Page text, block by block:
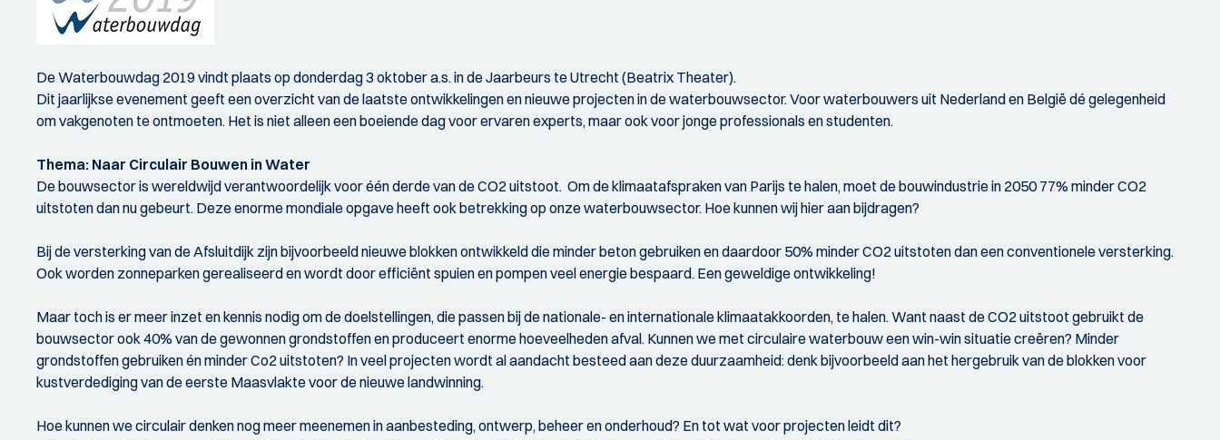
De Waterbouwdag 2019 vindt plaats op donderdag 3 oktober a.s. in de Jaarbeurs te Utrecht (Beatrix Theater).
Dit jaarlijkse evenement geeft een overzicht van de laatste ontwikkelingen en nieuwe projecten in de waterbouwsector. Voor waterbouwers uit Nederland en België dé gelegenheid
om vakgenoten te ontmoeten. Het is niet alleen een boeiende dag voor ervaren experts, maar ook voor jonge professionals en studenten.
Thema: Naar Circulair Bouwen in Water
De bouwsector is wereldwijd verantwoordelijk voor één derde van de CO2 uitstoot. Om de klimaatafspraken van Parijs te halen, moet de bouwindustrie in 2050 77% minder CO2
uitstoten dan nu gebeurt. Deze enorme mondiale opgave heeft ook betrekking op onze waterbouwsector. Hoe kunnen wij hier aan bijdragen?
Bij de versterking van de Afsluitdijk zijn bijvoorbeeld nieuwe blokken ontwikkeld die minder beton gebruiken en daardoor 50% minder CO2 uitstoten dan een conventionele versterking.
Ook worden zonneparken gerealiseerd en wordt door efficiënt spuien en pompen veel energie bespaard. Een geweldige ontwikkeling!
Maar toch is er meer inzet en kennis nodig om de doelstellingen, die passen bij de nationale- en internationale klimaatakkoorden, te halen. Want naast de CO2 uitstoot gebruikt de
bouwsector ook 40% van de gewonnen grondstoffen en produceert enorme hoeveelheden afval. Kunnen we met circulaire waterbouw een win-win situatie creëren? Minder
grondstoffen gebruiken én minder Co2 uitstoten? In veel projecten wordt al aandacht besteed aan deze duurzaamheid: denk bijvoorbeeld aan het hergebruik van de blokken voor
kustverdediging van de eerste Maasvlakte voor de nieuwe landwinning.
Hoe kunnen we circulair denken nog meer meenemen in aanbesteding, ontwerp, beheer en onderhoud? En tot wat voor projecten leidt dit?